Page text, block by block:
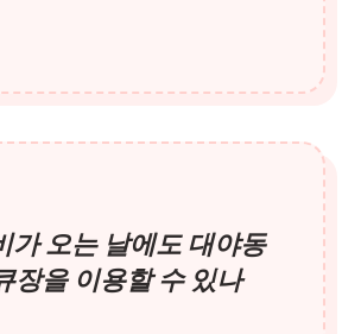
가 오는 날에도 대야동
장을 이용할 수 있나